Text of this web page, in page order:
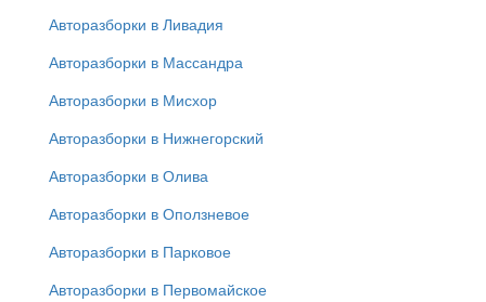
Авторазборки в Ливадия
Авторазборки в Массандра
Авторазборки в Мисхор
Авторазборки в Нижнегорский
Авторазборки в Олива
Авторазборки в Оползневое
Авторазборки в Парковое
Авторазборки в Первомайское